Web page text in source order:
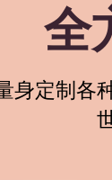
全
身定制各